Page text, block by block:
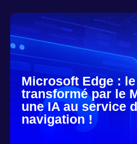
Microsoft Edge :
transformé par le
une IA au service
navigation !